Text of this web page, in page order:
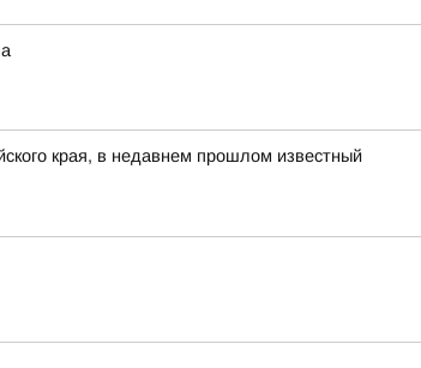
края, в недавнем прошлом известный